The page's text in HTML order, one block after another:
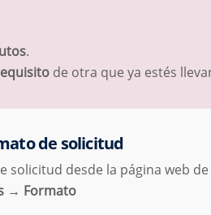
.
de otra que ya estés
de solicitud
solicitud desde la página web de
→ Formato